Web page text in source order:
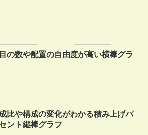
の数や配置の自由度が高い横棒グラ
比や構成の変化がわかる積み上げパ
ント縦棒グラフ